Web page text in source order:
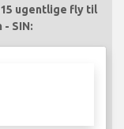
ugentlige fly til
SIN: